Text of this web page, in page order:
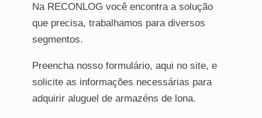
Na RECONLOG você encontra a solução
que precisa, trabalhamos para diversos
segmentos.
Preencha nosso formulário, aqui no site, e
solicite as informações necessárias para
adquirir aluguel de armazéns de lona.